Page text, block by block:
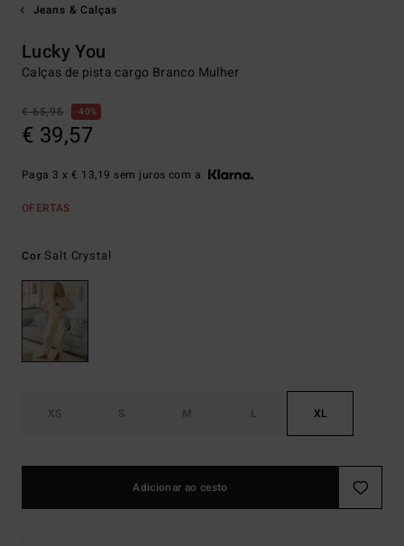
Jeans & Calças
Lucky You
Calças de pista cargo Branco Mulher
€ 65,95 40%
€ 39,57
Paga 3 x € 13,19 sem juros com a
OFERTAS
Cor Salt Crystal
XS S M L XL
Adicionar ao cesto